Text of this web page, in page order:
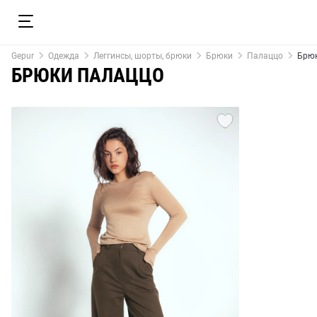
Gepur Одежда Леггинсы, шорты, брюки Брюки Палаццо
БРЮКИ ПАЛАЦЦО